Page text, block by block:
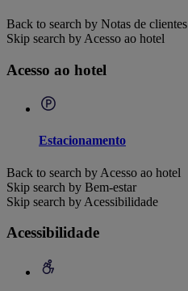
Back to search by Notas de clientes
Skip search by Acesso ao hotel
Acesso ao hotel
Estacionamento
Back to search by Acesso ao hotel
Skip search by Bem-estar
Skip search by Acessibilidade
Acessibilidade